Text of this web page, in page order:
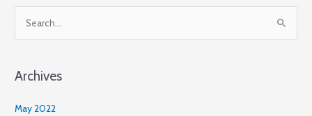
rArchives
May 2022